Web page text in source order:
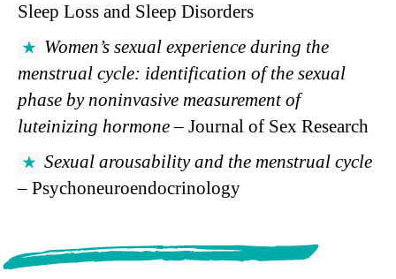
Sleep Loss and Sleep Disorders
Women’s sexual experience during the
menstrual cycle: identification of the sexual
phase by noninvasive measurement of
luteinizing hormone– Journal of Sex Research
Sexual arousability and the menstrual cycle
– Psychoneuroendocrinology